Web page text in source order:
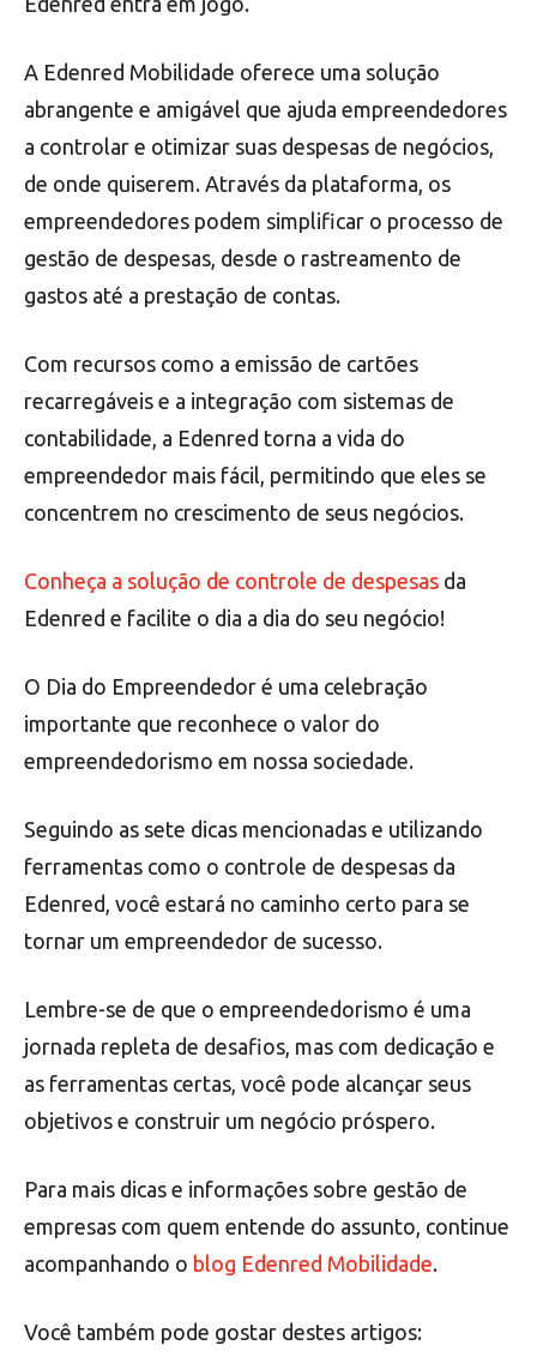
A Edenred Mobilidade oferece uma solução
abrangente e amigável que ajuda empreendedores
a controlar e otimizar suas despesas de negócios,
de onde quiserem. Através da plataforma, os
empreendedores podem simplificar o processo de
gestão de despesas, desde o rastreamento de
gastos até a prestação de contas.
Com recursos como a emissão de cartões
recarregáveis e a integração com sistemas de
contabilidade, a Edenred torna a vida do
empreendedor mais fácil, permitindo que eles se
concentrem no crescimento de seus negócios.
Conheça a solução de controle de despesas da
Edenred e facilite o dia a dia do seu negócio!
O Dia do Empreendedor é uma celebração
importante que reconhece o valor do
empreendedorismo em nossa sociedade.
Seguindo as sete dicas mencionadas e utilizando
ferramentas como o controle de despesas da
Edenred, você estará no caminho certo para se
tornar um empreendedor de sucesso.
Lembre-se de que o empreendedorismo é uma
jornada repleta de desafios, mas com dedicação e
as ferramentas certas, você pode alcançar seus
objetivos e construir um negócio próspero.
Para mais dicas e informações sobre gestão de
empresas com quem entende do assunto, continue
acompanhando o blog Edenred Mobilidade.
Você também pode gostar destes artigos: